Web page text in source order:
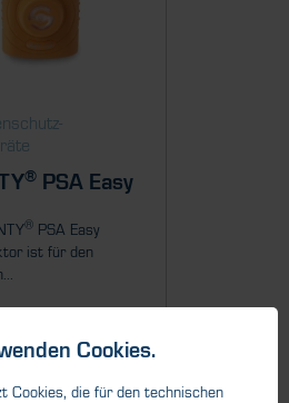
® PSA Easy
® PSA Easy
ist für den
zzgl. Versandkosten
Cookies.
Cookies, die für den technischen